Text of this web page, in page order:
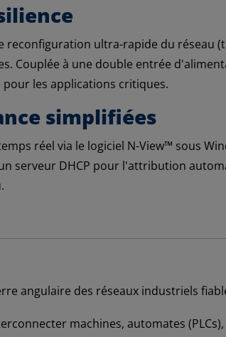
ultra-rapide du réseau
Couplée à une double entrée
les applications critiques.
simplifiées
réel via le logiciel N-View™ sous
serveur DHCP pour l'attribution
angulaire des réseaux industriels
machines, automates